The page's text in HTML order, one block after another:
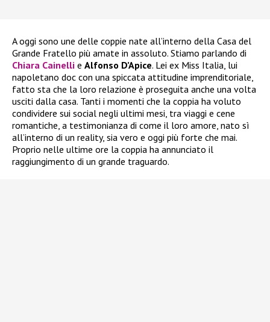
A oggi sono une delle coppie nate all’interno della Casa del
Grande Fratello più amate in assoluto. Stiamo parlando di
Chiara Cainelli e Alfonso D’Apice. Lei ex Miss Italia, lui
napoletano doc con una spiccata attitudine imprenditoriale,
fatto sta che la loro relazione è proseguita anche una volta
usciti dalla casa. Tanti i momenti che la coppia ha voluto
condividere sui social negli ultimi mesi, tra viaggi e cene
romantiche, a testimonianza di come il loro amore, nato sì
all’interno di un reality, sia vero e oggi più forte che mai.
Proprio nelle ultime ore la coppia ha annunciato il
raggiungimento di un grande traguardo.